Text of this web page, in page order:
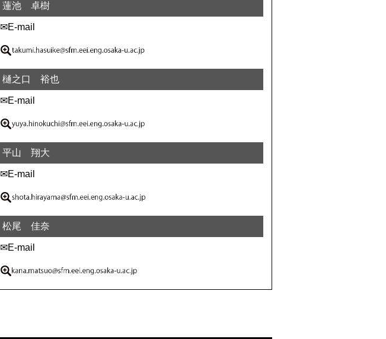
蓮池 卓樹
✉E-mail
樋之口 裕也
✉E-mail
平山 翔大
✉E-mail
松尾 佳奈
✉E-mail